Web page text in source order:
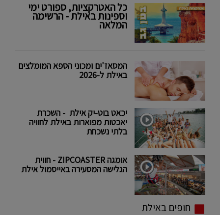
כל האטרקציות, ספורט ימי
וספינות באילת - הרשימה
המלאה
המסאז'ים ומכוני הספא המומלצים
באילת ל-2026
יכאט בוט-יק אילת - השכרת
יאכטות מפוארות באילת לחוויה
בלתי נשכחת
אומגה ZIPCOASTER - חווית
הגלישה המסעירה באייסמול אילת
חופים באילת